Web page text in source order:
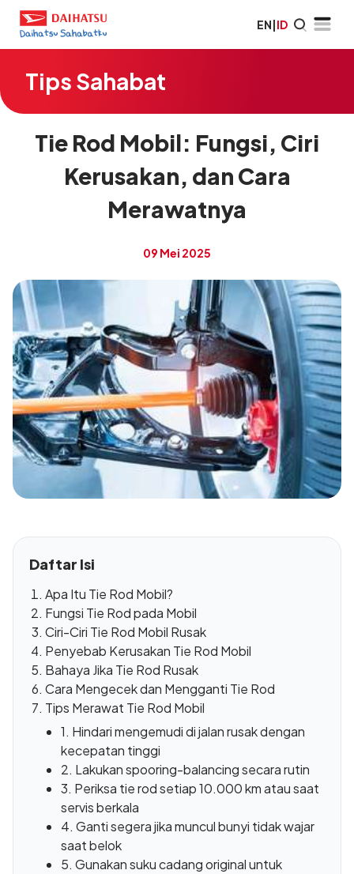
EN|ID
Tips Sahabat
Tie Rod Mobil: Fungsi, Ciri
Kerusakan, dan Cara
Merawatnya
09 Mei 2025
Daftar Isi
Apa Itu Tie Rod Mobil?
Fungsi Tie Rod pada Mobil
Ciri-Ciri Tie Rod Mobil Rusak
Penyebab Kerusakan Tie Rod Mobil
Bahaya Jika Tie Rod Rusak
Cara Mengecek dan Mengganti Tie Rod
Tips Merawat Tie Rod Mobil
1. Hindari mengemudi di jalan rusak dengan
kecepatan tinggi
2. Lakukan spooring-balancing secara rutin
3. Periksa tie rod setiap 10.000 km atau saat
servis berkala
4. Ganti segera jika muncul bunyi tidak wajar
saat belok
5. Gunakan suku cadang original untuk